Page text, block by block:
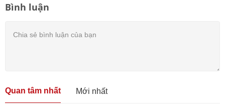
Bình luận
Quan tâm nhất Mới nhất